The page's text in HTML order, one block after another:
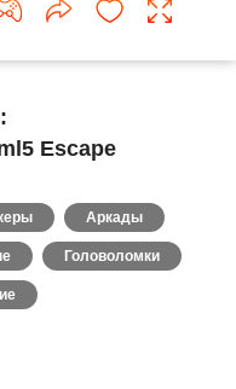
Escape
Аркады
Головоломки